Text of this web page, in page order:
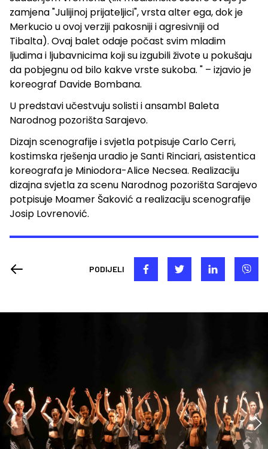
zamjena "Julijinoj prijateljici", vrsta alter ega, dok je
Merkucio u ovoj verziji pakosniji i agresivniji od
Tibalta). Ovaj balet odaje počast svim mladim
ljudima i ljubavnicima koji su izgubili živote u pokušaju
da pobjegnu od bilo kakve vrste sukoba. " – izjavio je
koreograf Davide Bombana.
U predstavi učestvuju solisti i ansambl Baleta
Narodnog pozorišta Sarajevo.
Dizajn scenografije i svjetla potpisuje Carlo Cerri,
kostimska rješenja uradio je Santi Rinciari, asistentica
koreografa je Miniodora-Alice Necsea. Realizaciju
dizajna svjetla za scenu Narodnog pozorišta Sarajevo
potpisuje Moamer Šaković a realizaciju scenografije
Josip Lovrenović.
PODIJELI